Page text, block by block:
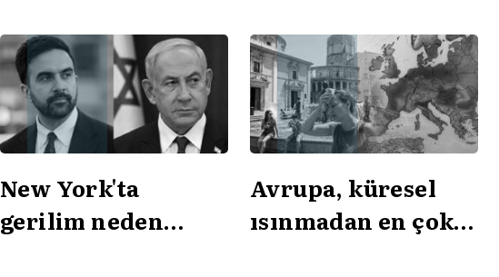
New York'ta
gerilim neden
Avrupa, küresel
ısınmadan en çok